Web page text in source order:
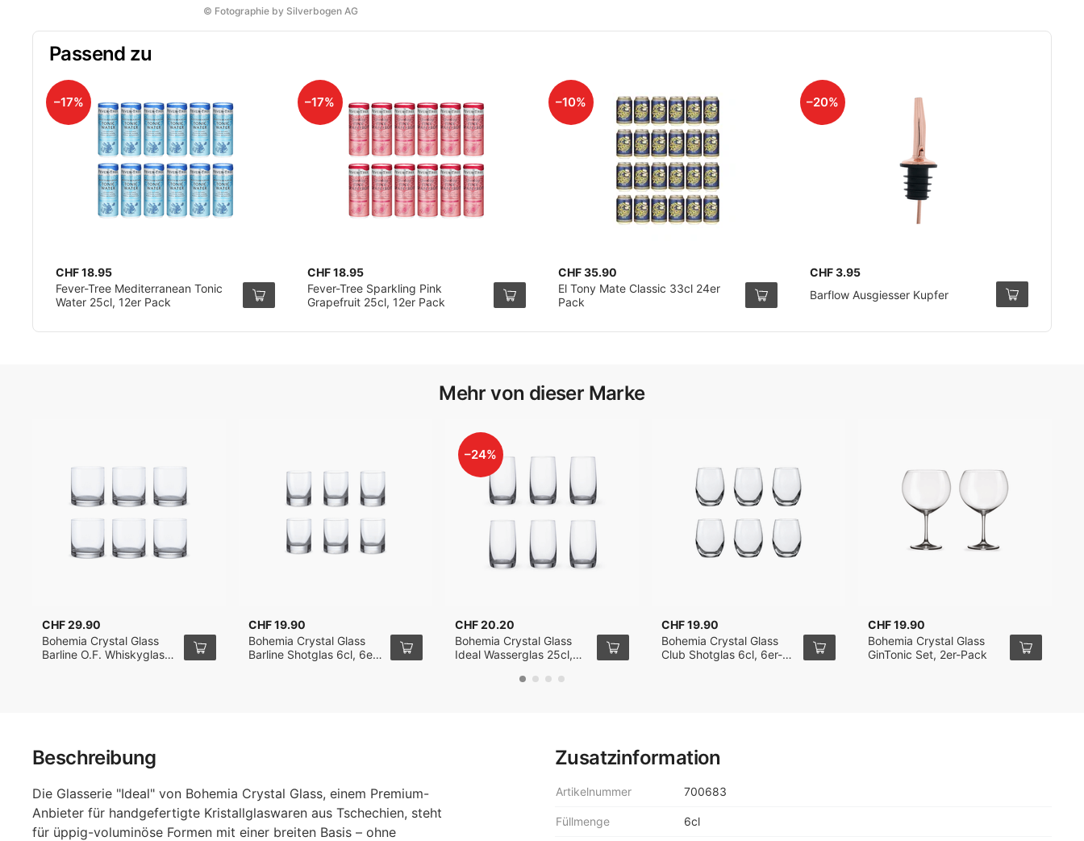
© Fotographie by Silverbogen AG
Passend zu
–17%
CHF 18.95
Fever-Tree Mediterranean Tonic
Water 25cl, 12er Pack
–17%
CHF 18.95
Fever-Tree Sparkling Pink
Grapefruit 25cl, 12er Pack
–10%
CHF 35.90
El Tony Mate Classic 33cl 24er
Pack
–20%
CHF 3.95
Barflow Ausgiesser Kupfer
Beschreibung
Die Glasserie "Ideal" von Bohemia Crystal Glass, einem Premium-
Anbieter für handgefertigte Kristallglaswaren aus Tschechien, steht
für üppig-voluminöse Formen mit einer breiten Basis – ohne
Zusatzinformation
Artikelnummer 700683
Füllmenge 6cl
Mehr von dieser Marke
CHF 29.90
Bohemia Crystal Glass
Barline O.F. Whiskyglas
CHF 19.90
Bohemia Crystal Glass
Barline Shotglas 6cl, 6er-
–24%
CHF 20.20
Bohemia Crystal Glass
Ideal Wasserglas 25cl,
CHF 19.90
Bohemia Crystal Glass
Club Shotglas 6cl, 6er-
CHF 19.90
Bohemia Crystal Glass
GinTonic Set, 2er-Pack